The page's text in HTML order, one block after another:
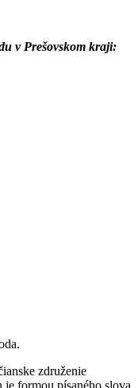
v Prešovskom kraji:
združenie
formou písaného slova